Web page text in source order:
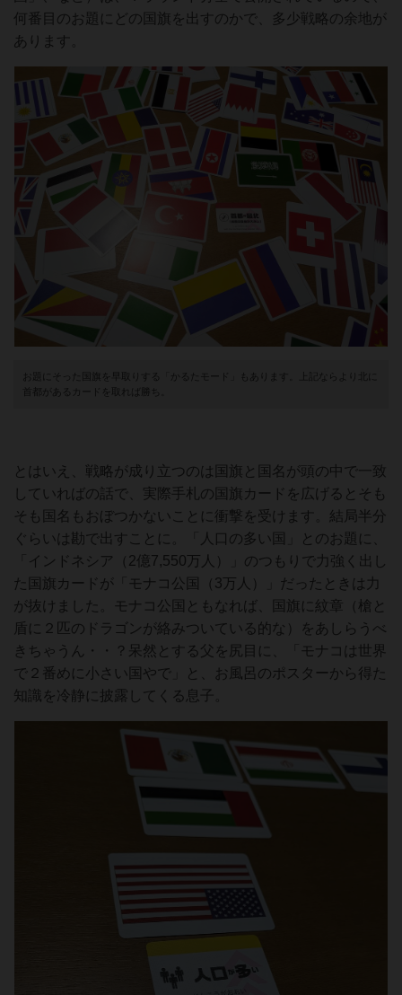
何番目のお題にどの国旗を出すのかで、多少戦略の余地が
あります。
お題にそった国旗を早取りする「かるたモード」もあります。上記ならより北に
首都があるカードを取れば勝ち。
とはいえ、戦略が成り立つのは国旗と国名が頭の中で一致
していればの話で、実際手札の国旗カードを広げるとそも
そも国名もおぼつかないことに衝撃を受けます。結局半分
ぐらいは勘で出すことに。「人口の多い国」とのお題に、
「インドネシア（2億7,550万人）」のつもりで力強く出し
た国旗カードが「モナコ公国（3万人）」だったときは力
が抜けました。モナコ公国ともなれば、国旗に紋章（槍と
盾に２匹のドラゴンが絡みついている的な）をあしらうべ
きちゃうん・・？呆然とする父を尻目に、「モナコは世界
で２番めに小さい国やで」と、お風呂のポスターから得た
知識を冷静に披露してくる息子。